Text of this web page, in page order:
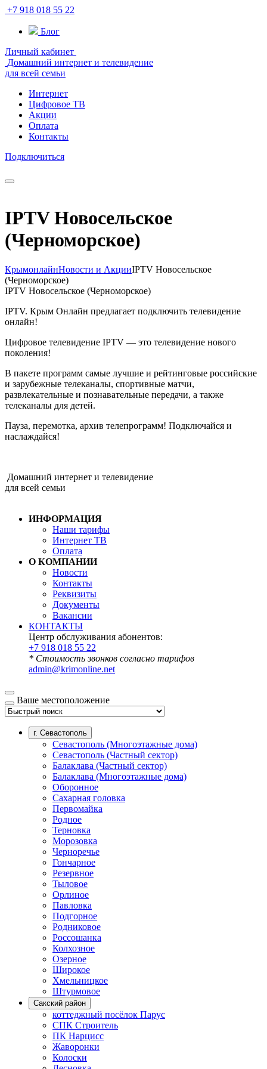
+7 918 018 55 22
Блог
Личный кабинет
Домашний интернет и телевидение
для всей семьи
Интернет
Цифровое ТВ
Акции
Оплата
Контакты
Подключиться
IPTV Новосельское
(Черноморское)
КрымонлайнНовости и АкцииIPTV Новосельское
(Черноморское)
IPTV Новосельское (Черноморское)
IPTV. Крым Онлайн предлагает подключить телевидение
онлайн!
Цифровое телевидение IPTV — это телевидение нового
поколения!
В пакете программ самые лучшие и рейтинговые российские
и зарубежные телеканалы, спортивные матчи,
развлекательные и познавательные передачи, а также
телеканалы для детей.
Пауза, перемотка, архив телепрограмм! Подключайся и
наслаждайся!
Домашний интернет и телевидение
для всей семьи
ИНФОРМАЦИЯ
Наши тарифы
Интернет ТВ
Оплата
О КОМПАНИИ
Новости
Контакты
Реквизиты
Документы
Вакансии
КОНТАКТЫ
Центр обслуживания абонентов:
+7 918 018 55 22
* Стоимость звонков согласно тарифов
admin@krimonline.net
Ваше местоположение
г. Севастополь
Севастополь (Многоэтажные дома)
Севастополь (Частный сектор)
Балаклава (Частный сектор)
Балаклава (Многоэтажные дома)
Оборонное
Сахарная головка
Первомайка
Родное
Терновка
Морозовка
Черноречье
Гончарное
Резервное
Тыловое
Орлиное
Павловка
Подгорное
Родниковое
Россошанка
Колхозное
Озерное
Широкое
Хмельницкое
Штурмовое
Сакский район
коттеджный посёлок Парус
СПК Строитель
ПК Нарцисс
Жаворонки
Колоски